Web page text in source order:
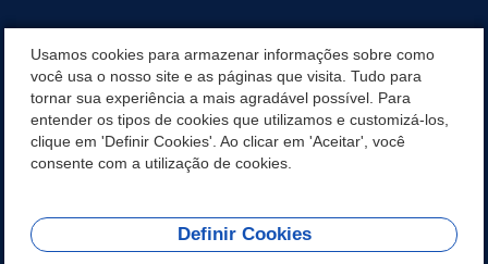
SEGUNDA VIA IPTU
UNIDADES ADMINISTRATIVAS
REDES SOCIAIS
Usamos cookies para armazenar informações sobre como
você usa o nosso site e as páginas que visita. Tudo para
tornar sua experiência a mais agradável possível. Para
entender os tipos de cookies que utilizamos e customizá-los,
clique em 'Definir Cookies'. Ao clicar em 'Aceitar', você
consente com a utilização de cookies.
Definir Cookies